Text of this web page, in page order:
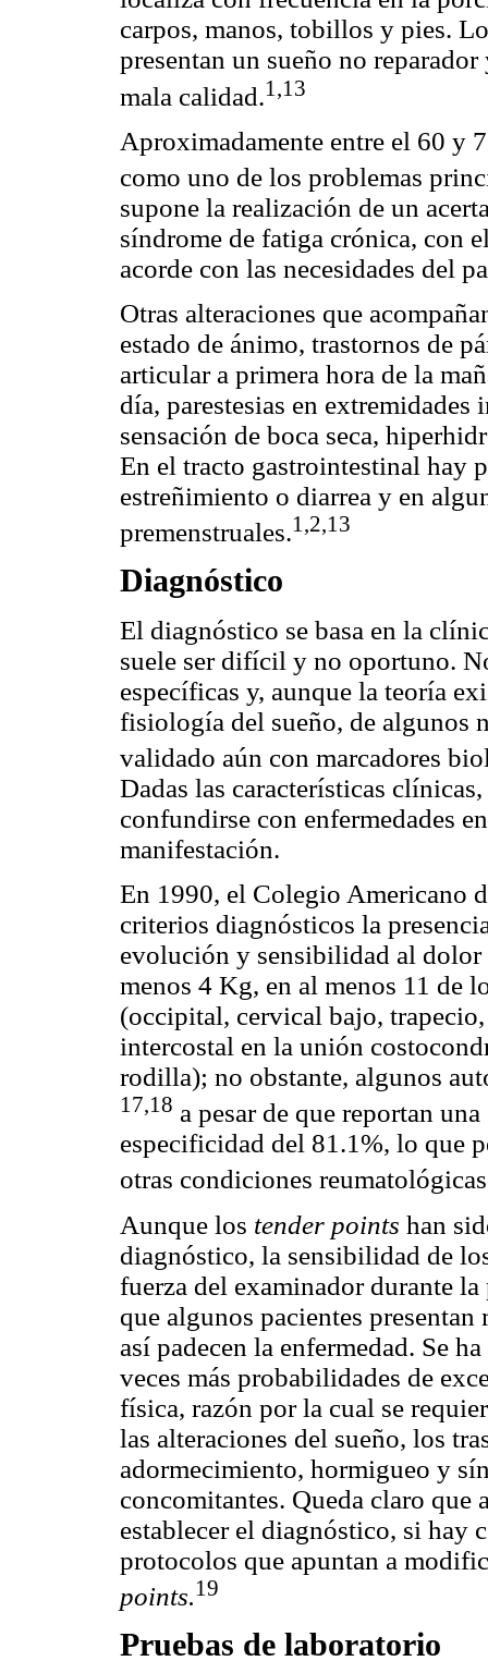
carpos, manos, tobillos y pies.
presentan un sueño no
mala calidad.1,13
Aproximadamente entre el 60 y
como uno de los problemas
supone la realización de un
síndrome de fatiga crónica, con
acorde con las necesidades del
Otras alteraciones que
estado de ánimo, trastornos de
articular a primera hora de la
día, parestesias en
sensación de boca seca,
En el tracto gastrointestinal hay
estreñimiento o diarrea y en
premenstruales.1,2,13
Diagnóstico
El diagnóstico se basa en la
suele ser difícil y no oportuno.
específicas y, aunque la teoría
fisiología del sueño, de algunos
validado aún con marcadores
Dadas las características
confundirse con enfermedades
manifestación.
En 1990, el Colegio Americano
criterios diagnósticos la
evolución y sensibilidad al dolor
menos 4 Kg, en al menos 11 de
(occipital, cervical bajo,
intercostal en la unión
rodilla); no obstante, algunos
17,18 a pesar de que reportan
especificidad del 81.1%, lo que
otras condiciones
Aunque los tender points han
diagnóstico, la sensibilidad de
fuerza del examinador durante
que algunos pacientes
así padecen la enfermedad. Se
veces más probabilidades de
física, razón por la cual se
las alteraciones del sueño, los
adormecimiento, hormigueo y
concomitantes. Queda claro que
establecer el diagnóstico, si hay
protocolos que apuntan a
points.19
Pruebas de laboratorio